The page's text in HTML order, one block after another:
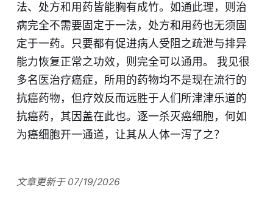
法、处方和用药皆能胸有成竹。如通此理，则治
病完全不需要固定于一法，处方和用药也无须固
定于一药。只要都有促进病人受阻之疏泄与排异
能力恢复正常之功效，则完全可以通用。 我见很
多名医治疗癌症，所用的药物均不是现在流行的
抗癌药物，但疗效反而远胜于人们所津津乐道的
抗癌药，其因盖在此也。逐一杀灭癌细胞，何如
为癌细胞开一通道，让其从人体一泻了之？
文章更新于 07/19/2026